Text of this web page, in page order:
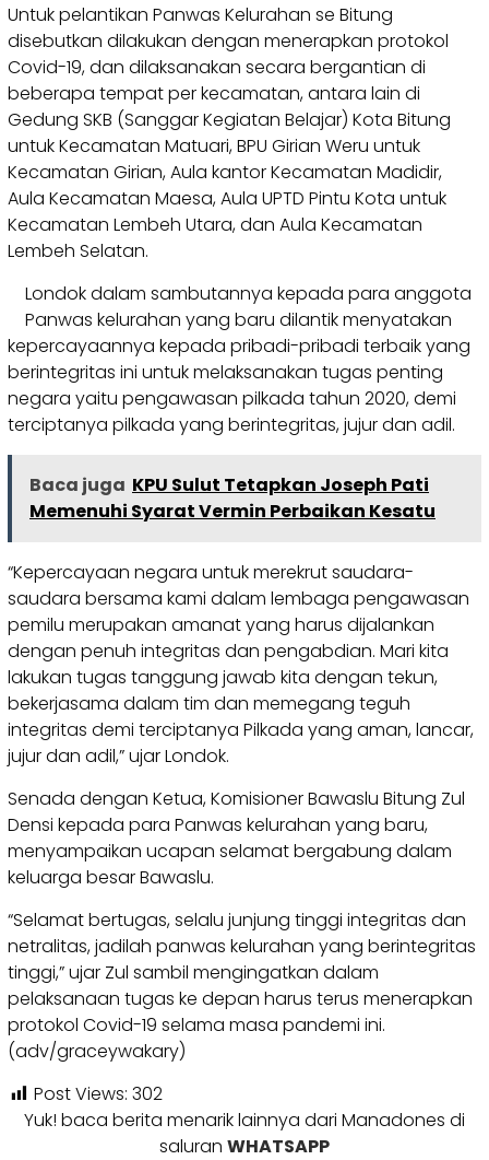
Untuk pelantikan Panwas Kelurahan se Bitung
disebutkan dilakukan dengan menerapkan protokol
Covid-19, dan dilaksanakan secara bergantian di
beberapa tempat per kecamatan, antara lain di
Gedung SKB (Sanggar Kegiatan Belajar) Kota Bitung
untuk Kecamatan Matuari, BPU Girian Weru untuk
Kecamatan Girian, Aula kantor Kecamatan Madidir,
Aula Kecamatan Maesa, Aula UPTD Pintu Kota untuk
Kecamatan Lembeh Utara, dan Aula Kecamatan
Lembeh Selatan.
Londok dalam sambutannya kepada para anggota
Panwas kelurahan yang baru dilantik menyatakan
kepercayaannya kepada pribadi-pribadi terbaik yang
berintegritas ini untuk melaksanakan tugas penting
negara yaitu pengawasan pilkada tahun 2020, demi
terciptanya pilkada yang berintegritas, jujur dan adil.
Baca juga KPU Sulut Tetapkan Joseph Pati
Memenuhi Syarat Vermin Perbaikan Kesatu
“Kepercayaan negara untuk merekrut saudara-
saudara bersama kami dalam lembaga pengawasan
pemilu merupakan amanat yang harus dijalankan
dengan penuh integritas dan pengabdian. Mari kita
lakukan tugas tanggung jawab kita dengan tekun,
bekerjasama dalam tim dan memegang teguh
integritas demi terciptanya Pilkada yang aman, lancar,
jujur dan adil,” ujar Londok.
Senada dengan Ketua, Komisioner Bawaslu Bitung Zul
Densi kepada para Panwas kelurahan yang baru,
menyampaikan ucapan selamat bergabung dalam
keluarga besar Bawaslu.
“Selamat bertugas, selalu junjung tinggi integritas dan
netralitas, jadilah panwas kelurahan yang berintegritas
tinggi,” ujar Zul sambil mengingatkan dalam
pelaksanaan tugas ke depan harus terus menerapkan
protokol Covid-19 selama masa pandemi ini.
(adv/graceywakary)
Post Views: 302
Yuk! baca berita menarik lainnya dari Manadones di
saluran WHATSAPP